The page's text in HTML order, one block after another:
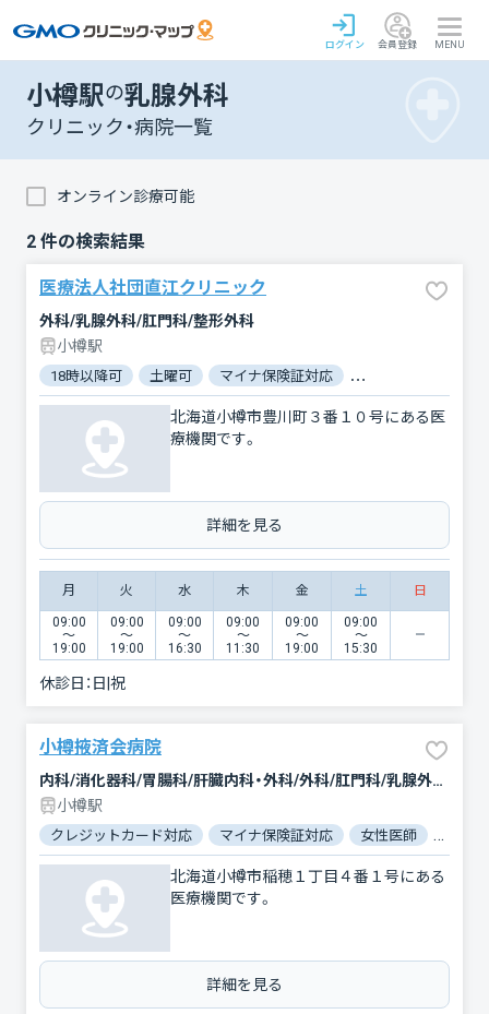
ログイン 会員登録 MENU
小樽駅の乳腺外科
クリニック・病院一覧
オンライン診療可能
2 件の検索結果
医療法人社団直江クリニック
外科/乳腺外科/肛門科/整形外科
小樽駅
18時以降可 土曜可 マイナ保険証対応 駐車場あり
北海道小樽市豊川町３番１０号にある医
療機関です。
詳細を見る
月 火 水 木 金 土 日
09:00
〜
19:00
09:00
〜
19:00
09:00
〜
16:30
09:00
〜
11:30
09:00
〜
19:00
09:00
〜
15:30
休診日： 日|祝
小樽掖済会病院
内科/消化器科/胃腸科/肝臓内科・外科/外科/肛門科/乳腺外科/整形外科/麻酔科
小樽駅
クレジットカード対応 マイナ保険証対応 女性医師
北海道小樽市稲穂１丁目４番１号にある
医療機関です。
詳細を見る